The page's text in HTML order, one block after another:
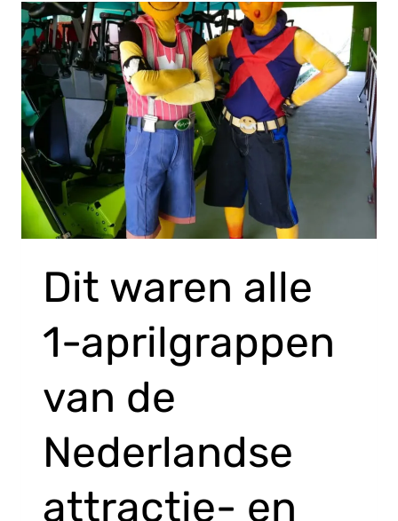
Dit waren alle
1-aprilgrappen
van de
Nederlandse
attractie- en